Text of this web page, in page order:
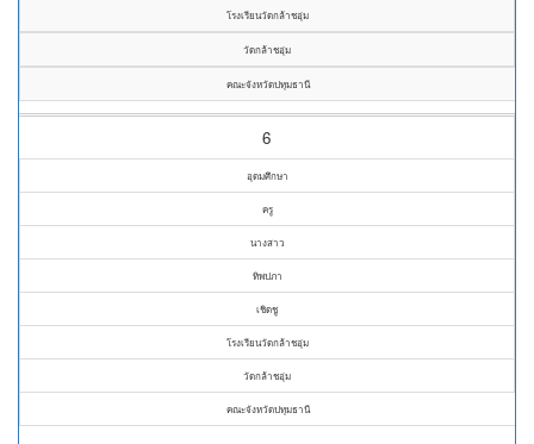
โรงเรียนวัดกล้าชอุ่ม
วัดกล้าชอุ่ม
คณะจังหวัดปทุมธานี
6
อุดมศึกษา
ครู
นางสาว
ทิพปภา
เชิดชู
โรงเรียนวัดกล้าชอุ่ม
วัดกล้าชอุ่ม
คณะจังหวัดปทุมธานี